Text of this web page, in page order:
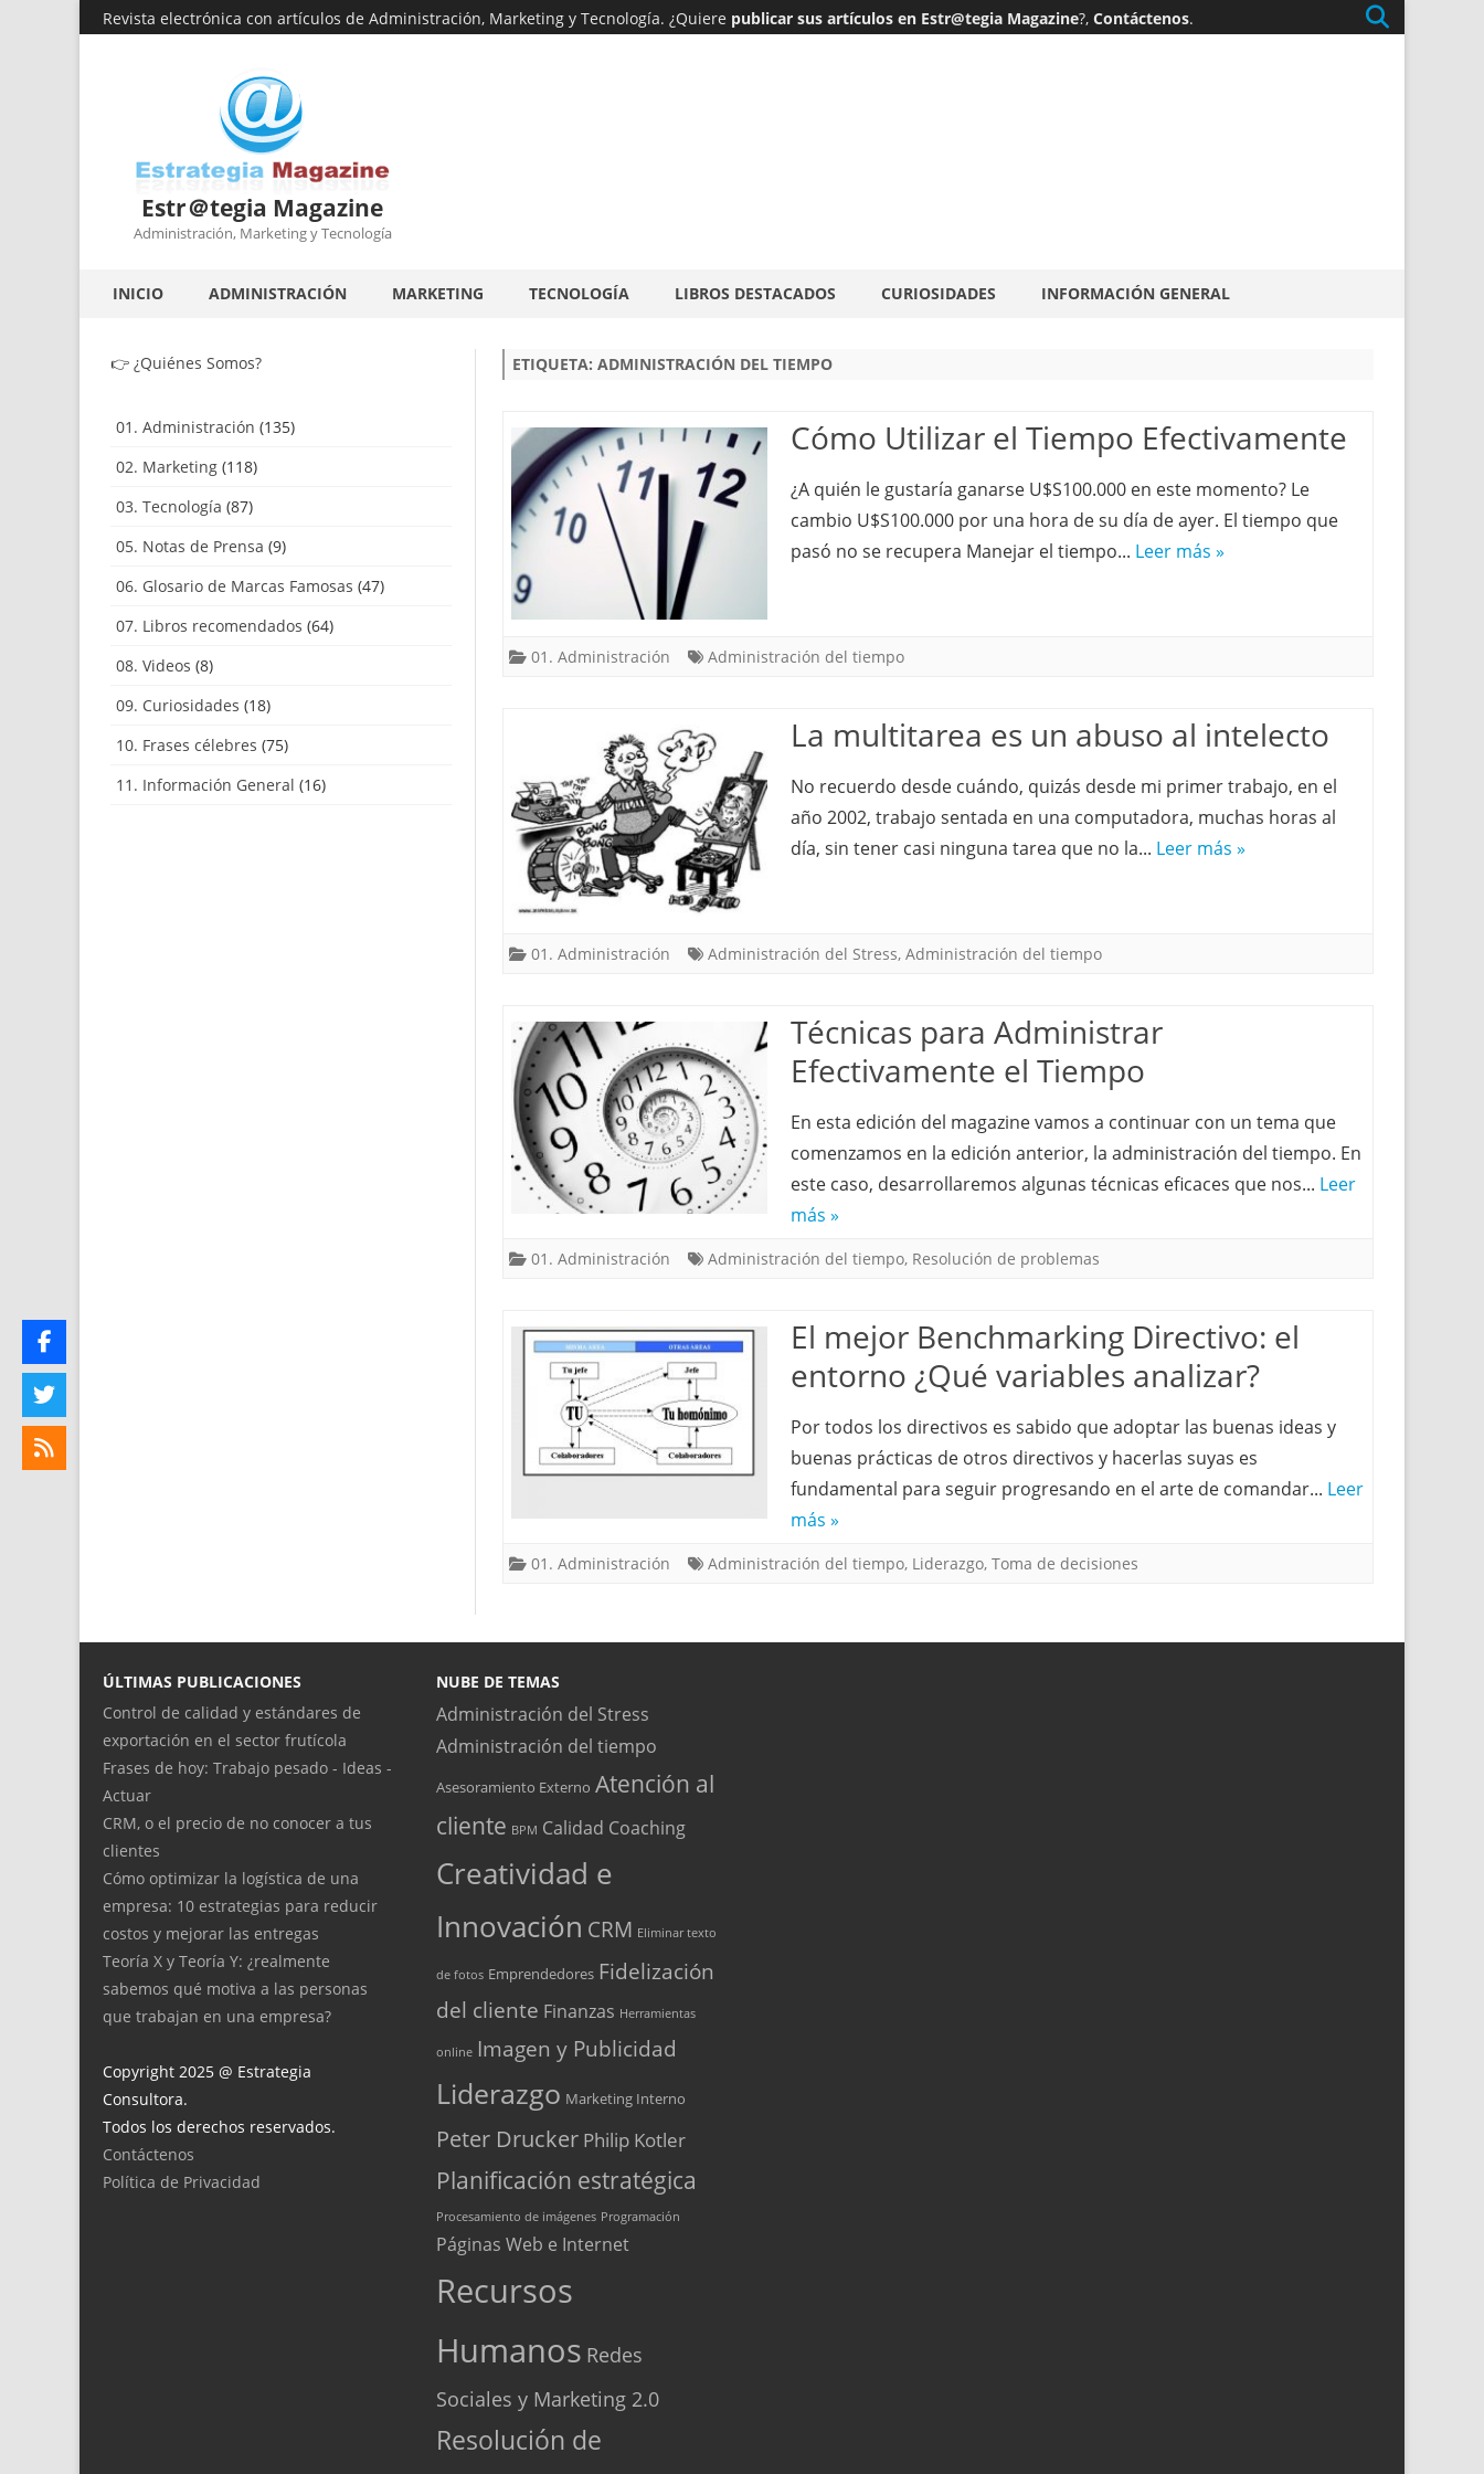
Revista electrónica con artículos de Administración, Marketing y Tecnología. ¿Quiere publicar sus artículos en Estr@tegia Magazine?, Contáctenos.
Estr＠tegia Magazine
Administración, Marketing y Tecnología
al
INICIO ADMINISTRACIÓN MARKETING TECNOLOGÍA LIBROS DESTACADOS CURIOSIDADES INFORMACIÓN GENERAL
ETIQUETA: ADMINISTRACIÓN DEL TIEMPO
Cómo Utilizar el Tiempo Efectivamente
¿A quién le gustaría ganarse U$S100.000 en este momento? Le
cambio U$S100.000 por una hora de su día de ayer. El tiempo que
pasó no se recupera Manejar el tiempo... Leer más »
01. Administración Administración del tiempo
La multitarea es un abuso al intelecto
No recuerdo desde cuándo, quizás desde mi primer trabajo, en el
año 2002, trabajo sentada en una computadora, muchas horas al
día, sin tener casi ninguna tarea que no la... Leer más »
01. Administración Administración del Stress, Administración del tiempo
Técnicas para Administrar
Efectivamente el Tiempo
En esta edición del magazine vamos a continuar con un tema que
comenzamos en la edición anterior, la administración del tiempo. En
este caso, desarrollaremos algunas técnicas eficaces que nos... Leer
más »
01. Administración Administración del tiempo, Resolución de problemas
El mejor Benchmarking Directivo: el
entorno ¿Qué variables analizar?
Por todos los directivos es sabido que adoptar las buenas ideas y
buenas prácticas de otros directivos y hacerlas suyas es
fundamental para seguir progresando en el arte de comandar... Leer
más »
01. Administración Administración del tiempo, Liderazgo, Toma de decisiones
👉 ¿Quiénes Somos?
01. Administración (135)
02. Marketing (118)
03. Tecnología (87)
05. Notas de Prensa (9)
06. Glosario de Marcas Famosas (47)
07. Libros recomendados (64)
08. Videos (8)
09. Curiosidades (18)
10. Frases célebres (75)
11. Información General (16)
ÚLTIMAS PUBLICACIONES
Control de calidad y estándares de
exportación en el sector frutícola
Frases de hoy: Trabajo pesado - Ideas -
Actuar
CRM, o el precio de no conocer a tus
clientes
Cómo optimizar la logística de una
empresa: 10 estrategias para reducir
costos y mejorar las entregas
Teoría X y Teoría Y: ¿realmente
sabemos qué motiva a las personas
que trabajan en una empresa?
Copyright 2025 @ Estrategia
Consultora.
Todos los derechos reservados.
Contáctenos
Política de Privacidad
NUBE DE TEMAS
Administración del Stress
Administración del tiempo
Asesoramiento Externo Atención al
cliente BPM Calidad Coaching
Creatividad e
Innovación CRM Eliminar texto
de fotos Emprendedores Fidelización
del cliente Finanzas Herramientas
online Imagen y Publicidad
Liderazgo Marketing Interno
Peter Drucker Philip Kotler
Planificación estratégica
Procesamiento de imágenes Programación
Páginas Web e Internet
Recursos
Humanos Redes
Sociales y Marketing 2.0
Resolución de